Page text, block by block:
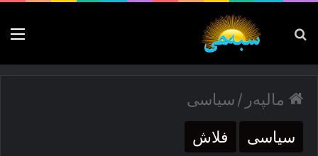
پەیدا بکە
مالپەر /سیاسی
سیاسی فلاش